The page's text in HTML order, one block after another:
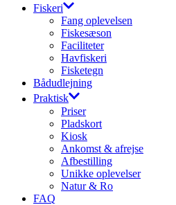
Fiskeri
Fang oplevelsen
Fiskesæson
Faciliteter
Havfiskeri
Fisketegn
Bådudlejning
Praktisk
Priser
Pladskort
Kiosk
Ankomst & afrejse
Afbestilling
Unikke oplevelser
Natur & Ro
FAQ